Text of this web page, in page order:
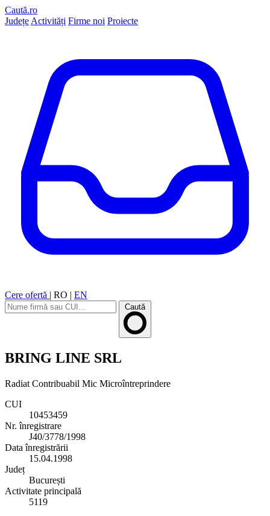
Caută.ro
Județe Activități Firme noi Proiecte
Cere ofertă | RO | EN
Caută
BRING LINE SRL
Radiat Contribuabil Mic Microîntreprindere
CUI
10453459
Nr. înregistrare
J40/3778/1998
Data înregistrării
15.04.1998
Județ
București
Activitate principală
5119